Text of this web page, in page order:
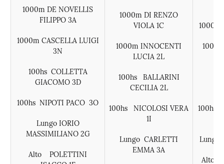
1000m DE NOVELLIS
FILIPPO 3A
1000m CASCELLA LUIGI
3N
100hs COLLETTA
GIACOMO 3D
100hs NIPOTI PACO 3O
Lungo IORIO
MASSIMILIANO 2G
Alto POLETTINI
1000m DI RENZO
VIOLA 1C
1000m INNOCENTI
LUCIA 2L
100hs BALLARINI
CECILIA 2L
100hs NICOLOSI VERA
1I
Lungo CARLETTI
EMMA 3A
1000m
100hs
Lungo
Alto